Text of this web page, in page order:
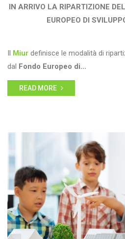
IN ARRIVO LA RIPARTIZIONE
EUROPEO DI
Miur definisce le modalità di
dal Fondo Europeo di…
READ MORE